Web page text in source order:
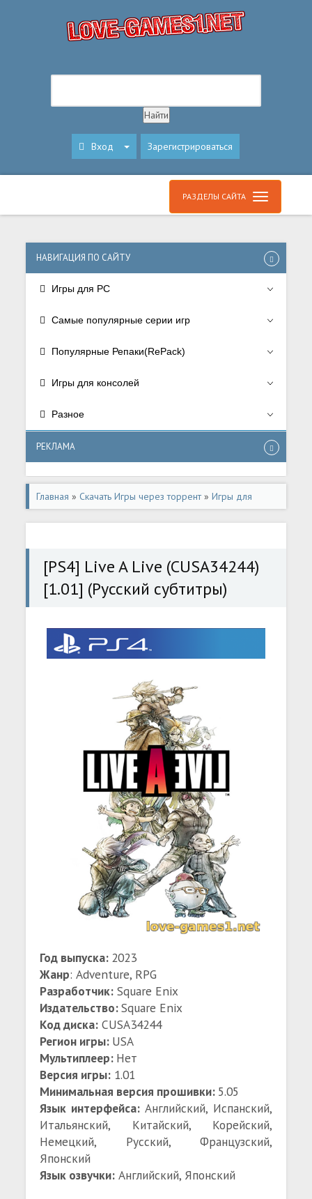
Вход Зарегистрироваться
РАЗДЕЛЫ САЙТА
НАВИГАЦИЯ ПО САЙТУ
Игры для PC
Самые популярные серии игр
Популярные Репаки(RePack)
Игры для консолей
Разное
РЕКЛАМА
Главная » Скачать Игры через торрент»Игры для
консолей»Игры для Playstation 4
[PS4] Live A Live (CUSA34244)
[1.01] (Русский субтитры)
Год выпуска: 2023
Жанр: Adventure, RPG
Разработчик: Square Enix
Издательство:Square Enix
Код диска: CUSA34244
Регион игры: USA
Мультиплеер: Нет
Версия игры: 1.01
Минимальная версия прошивки: 5.05
Язык интерфейса:Английский, Испанский,
Итальянский, Китайский, Корейский,
Немецкий, Русский, Французский,
Японский
Язык озвучки: Английский, Японский